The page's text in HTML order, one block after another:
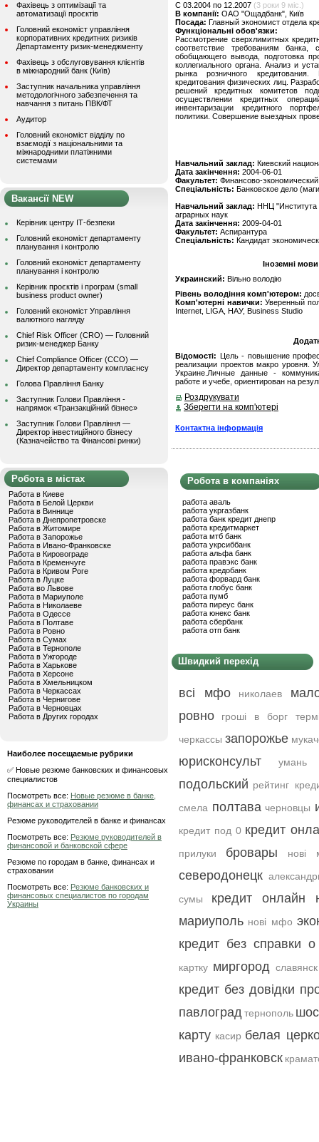
Фахівець з оптимізації та
автоматизації проєктів
Головний економіст управління
корпоративних кредитних ризиків
Департаменту ризик-менеджменту
Фахівець з обслуговування клієнтів
в міжнародний банк (Київ)
Заступник начальника управління
методологічного забезпечення та
навчання з питань ПВК/ФТ
Аудитор
Головний економіст відділу по
взаємодії з національними та
міжнародними платіжними
системами
Вакансії NEW
Керівник центру ІТ-безпеки
Головний економіст департаменту
планування і контролю
Головний економіст департаменту
планування і контролю
Керівник проєктів і програм (small
business product owner)
Головний економіст Управління
валютного нагляду
Chief Risk Officer (CRO) — Головний
ризик-менеджер Банку
Chief Compliance Officer (CCO) —
Директор департаменту комплаєнсу
Голова Правління Банку
Заступник Голови Правління -
напрямок «Транзакційний бізнес»
Заступник Голови Правління —
Директор інвестиційного бізнесу
(Казначейство та Фінансові ринки)
Робота в містах
Работа в Киеве
Работа в Белой Церкви
Работа в Виннице
Работа в Днепропетровске
Работа в Житомире
Работа в Запорожье
Работа в Ивано-Франковске
Работа в Кировограде
Работа в Кременчуге
Работа в Кривом Роге
Работа в Луцке
Работа во Львове
Работа в Мариуполе
Работа в Николаеве
Работа в Одессе
Работа в Полтаве
Работа в Ровно
Работа в Сумах
Работа в Тернополе
Работа в Ужгороде
Работа в Харькове
Работа в Херсоне
Работа в Хмельницком
Работа в Черкассах
Работа в Чернигове
Работа в Черновцах
Работа в Других городах
Наиболее посещаемые рубрики
✅ Новые резюме банковских и финансовых
специалистов
Посмотреть все: Новые резюме в банке,
финансах и страховании
Резюме руководителей в банке и финансах
Посмотреть все: Резюме руководителей в
финансовой и банковской сфере
Резюме по городам в банке, финансах и
страховании
Посмотреть все: Резюме банковских и
финансовых специалистов по городам
Украины
C 03.2004 по 12.2007 (3 роки 9 міс.)
В компанії: ОАО "Ощадбанк", Київ
Посада: Главный экономист отдела
Функціональні обов'язки:
Рассмотрение сверхлимитных
соответствие требованиям банка,
обобщающего вывода, подготовка
коллегиального органа. Анализ и
рынка розничного
кредитования физических лиц.
решений кредитных комитетов
осуществлении кредитных
инвентаризации кредитного
политики. Совершение выездных
Навчальний заклад: Киевский
Дата закінчення: 2004-06-01
Факультет: Финансово-экономический
Спеціальність: Банковское дело
Навчальний заклад: ННЦ "Института
аграрных наук
Дата закінчення: 2009-04-01
Факультет: Аспирантура
Спеціальність: Кандидат
Іноземні
Украинский: Вільно володію
Рівень володіння комп'ютером:
Комп'ютерні навички: Уверенный
Internet, LIGA, НАУ, Business Studio
Відомості: Цель - повышение
реализации проектов макро уровня.
Украине.Личные данные -
работе и учебе, ориентирован на
Роздрукувати
Зберегти на комп'ютері
Контактна інформація
Робота в компаніях
работа аваль
работа укргазбанк
работа банк кредит днепр
работа кредитмаркет
работа мтб банк
работа укрсиббанк
работа альфа банк
работа правэкс банк
работа кредобанк
работа форвард банк
работа глобус банк
работа пумб
работа пиреус банк
работа юнекс банк
работа сбербанк
работа отп банк
Швидкий перехід
всі мфо николаев
ровно
гроші в борг
черкассы запорожье
юрисконсульт умань
подольский рейтинг
смела полтава черновцы
кредит под 0 кредит
прилуки бровары нові
северодонецк
сумы
кредит онлайн
мариуполь нові мфо
кредит без справки
картку миргород славянск
кредит без довідки
павлоградтернополь
карту касир белая
ивано-франковск